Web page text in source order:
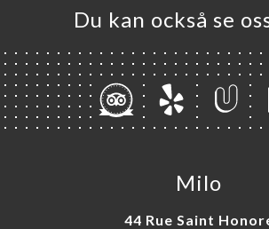
Du kan också se
Milo
44 Rue Saint